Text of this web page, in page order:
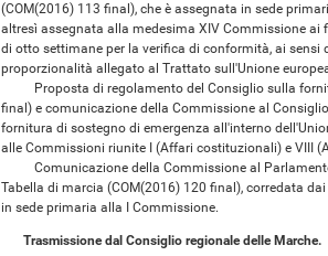
(COM(2016) 113 final), che è assegnata in sede
altresì assegnata alla medesima XIV Commissione
di otto settimane per la verifica di conformità, ai
proporzionalità allegato al Trattato sull'Unione
Proposta di regolamento del Consiglio sulla
final) e comunicazione della Commissione al
fornitura di sostegno di emergenza all'interno
alle Commissioni riunite I (Affari costituzionali) e VIII
Comunicazione della Commissione al Parlamento
Tabella di marcia (COM(2016) 120 final), corredata
in sede primaria alla I Commissione.
Trasmissione dal Consiglio regionale delle Marche.